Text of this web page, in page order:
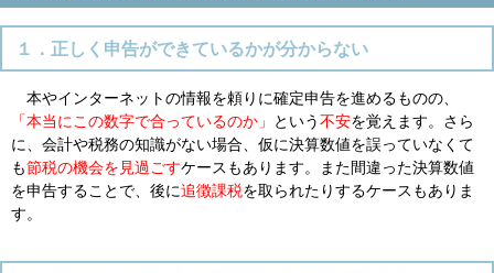
１．正しく申告ができているかが分からない
本やインターネットの情報を頼りに確定申告を進めるものの、
「本当にこの数字で合っているのか」
という不安を覚えます。さら
に、会計や税務の知識がない場合、仮に決算数値を誤っていなくて
も節税の機会を見過ごすケースもあります。また間違った決算数値
を申告することで、後に追徴課税を取られたりするケースもありま
す。